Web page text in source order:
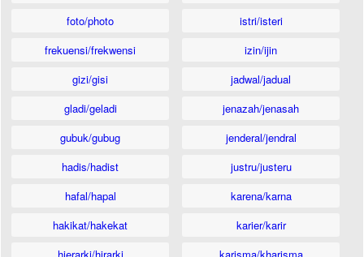
foto/photo
frekuensi/frekwensi
gizi/gisi
gladi/geladi
gubuk/gubug
hadis/hadist
hafal/hapal
hakikat/hakekat
istri/isteri
izin/ijin
jadwal/jadual
jenazah/jenasah
jenderal/jendral
justru/justeru
karena/karna
karier/karir